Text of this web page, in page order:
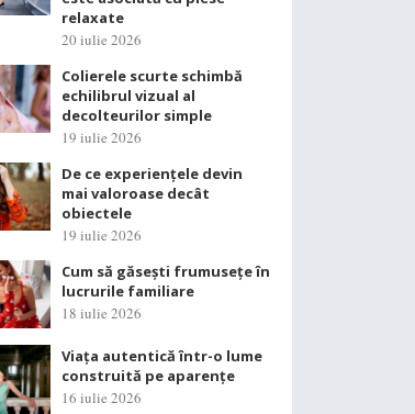
relaxate
20 iulie 2026
Colierele scurte schimbă
echilibrul vizual al
decolteurilor simple
19 iulie 2026
De ce experiențele devin
mai valoroase decât
obiectele
19 iulie 2026
Cum să găsești frumusețe în
lucrurile familiare
18 iulie 2026
Viața autentică într-o lume
construită pe aparențe
16 iulie 2026